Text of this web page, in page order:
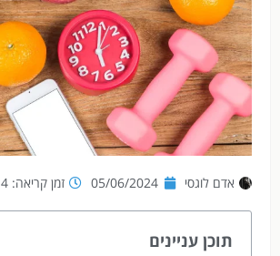
אדם לוגסי 05/06/2024 זמן קריאה: 4 דקות
תוכן עניינים